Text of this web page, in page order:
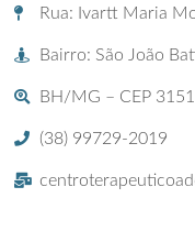
Rua: Ivartt Maria
Bairro: São João
BH/MG – CEP
(38) 99729-2019